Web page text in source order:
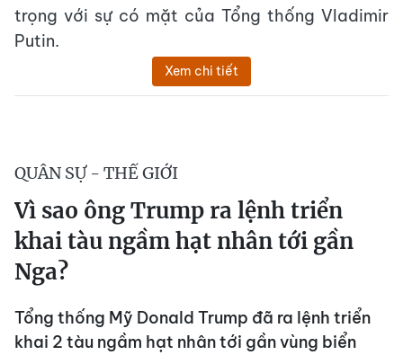
trọng với sự có mặt của Tổng thống Vladimir
Putin.
Xem chi tiết
QUÂN SỰ - THẾ GIỚI
Vì sao ông Trump ra lệnh triển
khai tàu ngầm hạt nhân tới gần
Nga?
Tổng thống Mỹ Donald Trump đã ra lệnh triển
khai 2 tàu ngầm hạt nhân tới gần vùng biển